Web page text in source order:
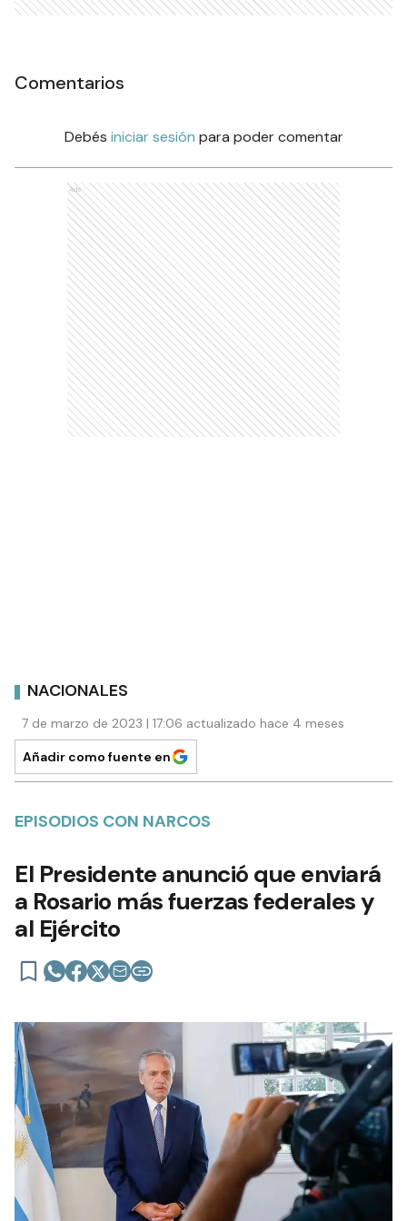
Comentarios
Debés iniciar sesión para poder comentar
Ads
NACIONALES
7 de marzo de 2023 | 17:06 actualizado hace 4 meses
Añadir como fuente en
EPISODIOS CON NARCOS
El Presidente anunció que enviará
a Rosario más fuerzas federales y
al Ejército